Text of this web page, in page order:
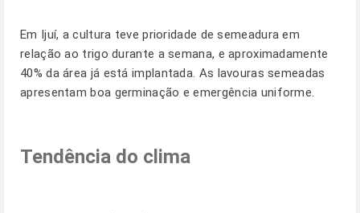
Em Ijuí, a cultura teve prioridade de semeadura em
relação ao trigo durante a semana, e aproximadamente
40% da área já está implantada. As lavouras semeadas
apresentam boa germinação e emergência uniforme.
Tendência do clima